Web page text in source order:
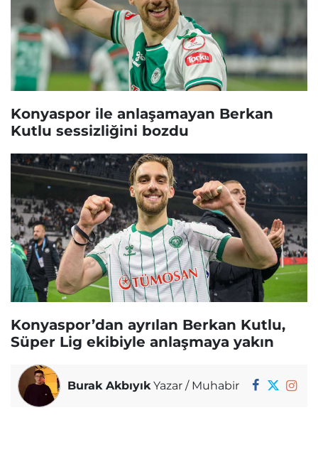
Konyaspor ile anlaşamayan Berkan
Kutlu sessizliğini bozdu
Konyaspor’dan ayrılan Berkan Kutlu,
Süper Lig ekibiyle anlaşmaya yakın
Burak AkbıyıkYazar / Muhabir